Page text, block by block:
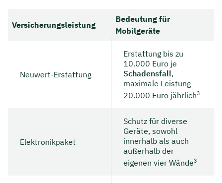
Versicherungsleistung
Bedeutung für
Mobilgeräte
Neuwert-Erstattung
Erstattung bis zu
10.000 Euro je
Schadensfall,
maximale Leistung
20.000 Euro jährlich3
Elektronikpaket
Schutz für diverse
Geräte, sowohl
innerhalb als auch
außerhalb der
eigenen vier Wände3